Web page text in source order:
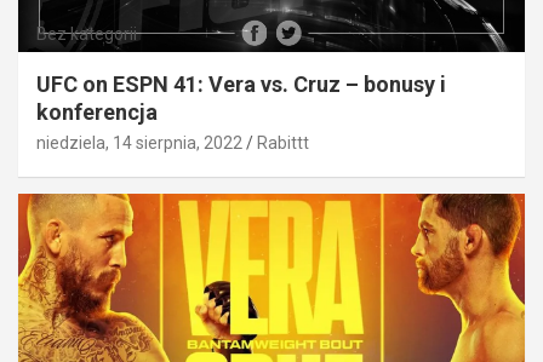
Bez kategorii
UFC on ESPN 41: Vera vs. Cruz – bonusy i
konferencja
niedziela, 14 sierpnia, 2022 Rabittt